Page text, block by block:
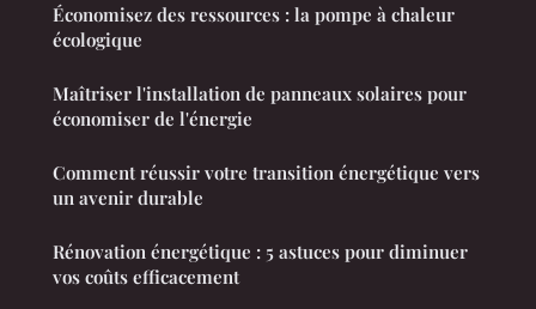
Économisez des ressources : la pompe à chaleur
écologique
Maîtriser l'installation de panneaux solaires pour
économiser de l'énergie
Comment réussir votre transition énergétique vers
un avenir durable
Rénovation énergétique : 5 astuces pour diminuer
vos coûts efficacement